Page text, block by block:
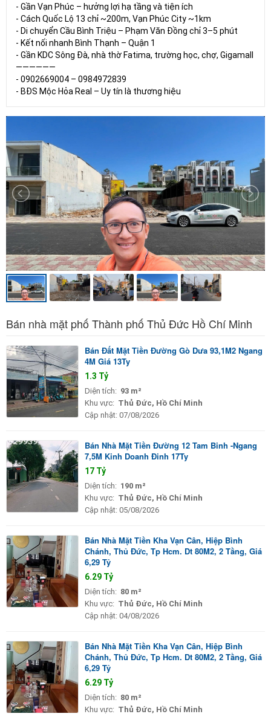
- Gần Vạn Phúc – hưởng lợi hạ tầng và tiện ích
- Cách Quốc Lộ 13 chỉ ~200m, Vạn Phúc City ~1km
- Di chuyển Cầu Bình Triệu – Phạm Văn Đồng chỉ 3–5 phút
- Kết nối nhanh Bình Thạnh – Quận 1
- Gần KDC Sông Đà, nhà thờ Fatima, trường học, chợ, Gigamall
——————
- 0902669004 – 0984972839
- BĐS Mộc Hỏa Real – Uy tín là thương hiệu
Bán nhà mặt phố Thành phố Thủ Đức Hồ Chí Minh
Bán Đất Mặt Tiền Đường Gò Dưa 93,1M2 Ngang
4M Giá 13Ty
1.3 Tỷ
Diện tích: 93 m²
Khu vực: Thủ Đức, Hồ Chí Minh
Cập nhật: 07/08/2026
Bán Nhà Mặt Tiền Đường 12 Tam Binh -Ngang
7,5M Kinh Doanh Đinh 17Ty
17 Tỷ
Diện tích: 190 m²
Khu vực: Thủ Đức, Hồ Chí Minh
Cập nhật: 05/08/2026
Bán Nhà Mặt Tiền Kha Vạn Cân, Hiệp Bình
Chánh, Thủ Đức, Tp Hcm. Dt 80M2, 2 Tầng, Giá
6,29 Tỷ
6.29 Tỷ
Diện tích: 80 m²
Khu vực: Thủ Đức, Hồ Chí Minh
Cập nhật: 04/08/2026
Bán Nhà Mặt Tiền Kha Vạn Cân, Hiệp Bình
Chánh, Thủ Đức, Tp Hcm. Dt 80M2, 2 Tầng, Giá
6,29 Tỷ
6.29 Tỷ
Diện tích: 80 m²
Khu vực: Thủ Đức, Hồ Chí Minh